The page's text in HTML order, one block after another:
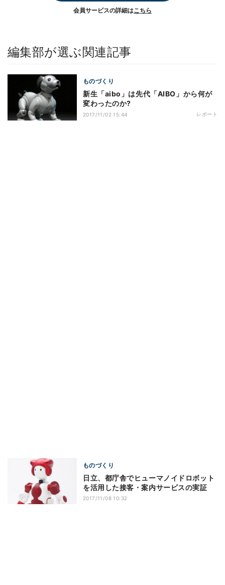
会員サービスの詳細はこちら
編集部が選ぶ関連記事
ものづくり
新生「aibo」は先代「AIBO」から何が
変わったのか?
2017/11/02 15:44 レポート
ものづくり
日立、都庁舎でヒューマノイドロボット
を活用した接客・案内サービスの実証
2017/11/08 10:32